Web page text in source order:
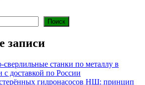
Поиск
записи
станки по металлу в
с доставкой по России
гидронасосов НШ: принцип